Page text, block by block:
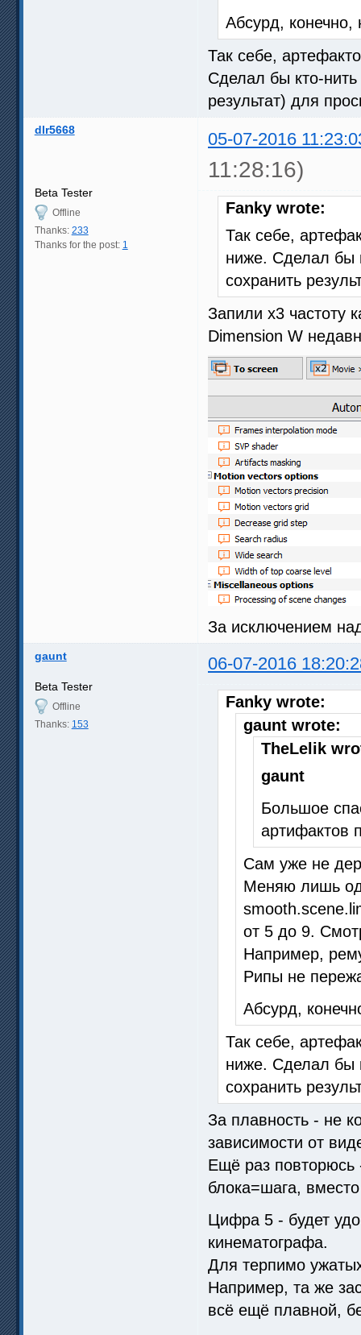
Абсурд, конечно,
Так себе,
Сделал бы кто-
результат) для
dlr5668 05-07-2016
11:28:16)
Beta Tester
Offline
Thanks: 233
Thanks for the post: 1
Fanky wrote:
Так себе,
ниже. Сделал бы
сохранить
Запили х3 частоту
Dimension W
За исключением
gaunt 06-07-2016
Beta Tester
Offline
Thanks: 153
Fanky wrote:
gaunt wrote:
TheLelik
gaunt
Большое
артифактов
Сам уже не
Меняю лишь
от 5 до 9.
Например,
Рипы не
Абсурд,
Так себе,
ниже. Сделал бы
сохранить
За плавность - не
зависимости от
Ещё раз повторюсь
блока=шага,
Цифра 5 - будет
кинематографа.
Для терпимо
Например, та же
всё ещё плавной,